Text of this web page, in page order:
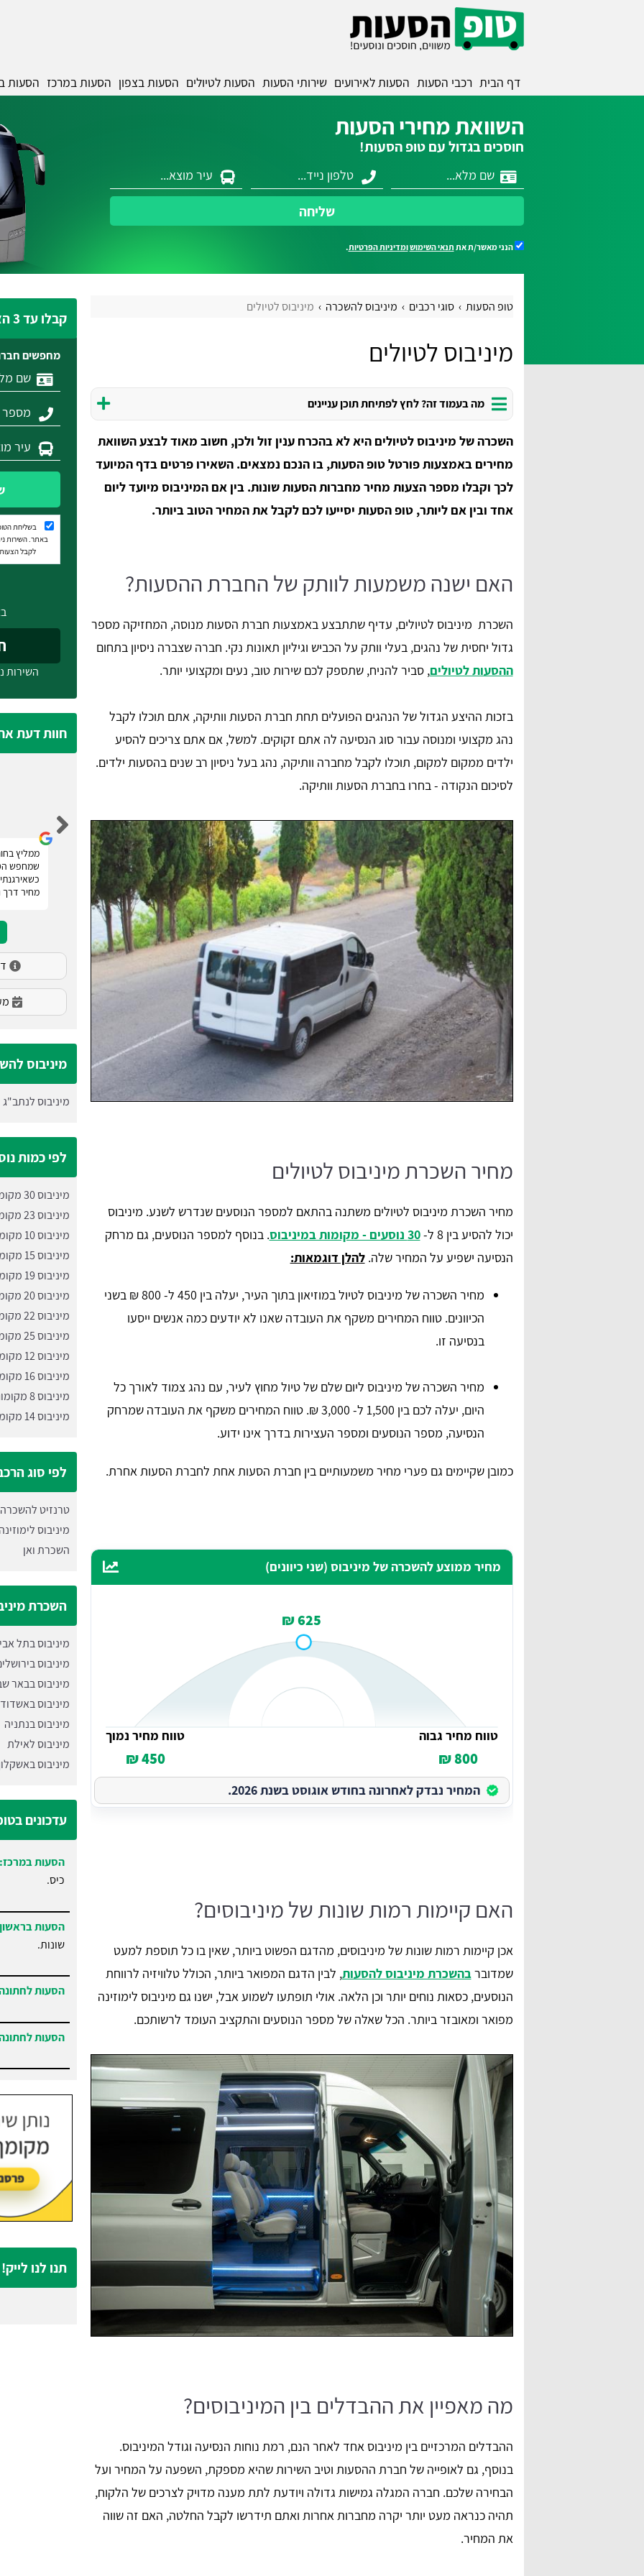
דף הבית רכבי הסעות הסעות לאירועים שירותי הסעות הסעות לטיולים הסעות בצפון הסעות במרכז הסעות
השוואת מחירי הסעות
חוסכים בגדול עם טופ הסעות!
שליחה
הנני מאשר/ת את תנאי השימושומדיניות הפרטיות.
טופ הסעות סוגי רכבים מיניבוס להשכרה מיניבוס לטיולים
מיניבוס לטיולים
מה בעמוד זה? לחץ לפתיחת תוכן עניינים
השכרה של מיניבוס לטיולים היא לא בהכרח ענין זול ולכן, חשוב מאוד לבצע השוואת
מחירים באמצעות פורטל טופ הסעות, בו הנכם נמצאים. השאירו פרטים בדף המיועד
לכך וקבלו מספר הצעות מחיר מחברות הסעות שונות. בין אם המיניבוס מיועד ליום
אחד ובין אם ליותר, טופ הסעות יסייעו לכם לקבל את המחיר הטוב ביותר.
האם ישנה משמעות לוותק של החברת ההסעות?
השכרת מיניבוס לטיולים, עדיף שתתבצע באמצעות חברת הסעות מנוסה, המחזיקה מספר
גדול יחסית של נהגים, בעלי וותק על הכביש וגיליון תאונות נקי. חברה שצברה ניסיון בתחום
ההסעות לטיולים, סביר להניח, שתספק לכם שירות טוב, נעים ומקצועי יותר.
בזכות ההיצע הגדול של הנהגים הפועלים תחת חברת הסעות וותיקה, אתם תוכלו לקבל
נהג מקצועי ומנוסה עבור סוג הנסיעה לה אתם זקוקים. למשל, אם אתם צריכים להסיע
ילדים ממקום למקום, תוכלו לקבל מחברה וותיקה, נהג בעל ניסיון רב שנים בהסעות ילדים.
לסיכום הנקודה - בחרו בחברת הסעות וותיקה.
מחיר השכרת מיניבוס לטיולים
מחיר השכרת מיניבוס לטיולים משתנה בהתאם למספר הנוסעים שנדרש לשנע. מיניבוס
יכול להסיע בין 8 ל-
30 נוסעים - מקומות במיניבוס
. בנוסף למספר הנוסעים, גם מרחק
הנסיעה ישפיע על המחיר שלה.להלן דוגמאות:
מחיר השכרה של מיניבוס לטיול במוזיאון בתוך העיר, יעלה בין 450 ל- 800 ₪ בשני
הכיוונים. טווח המחירים משקף את העובדה שאנו לא יודעים כמה אנשים ייסעו
בנסיעה זו.
מחיר השכרה של מיניבוס ליום שלם של טיול מחוץ לעיר, עם נהג צמוד לאורך כל
היום, יעלה לכם בין 1,500 ל- 3,000 ₪. טווח המחירים משקף את העובדה שמרחק
הנסיעה, מספר הנוסעים ומספר העצירות בדרך אינו ידוע.
כמובן שקיימים גם פערי מחיר משמעותיים בין חברת הסעות אחת לחברת הסעות אחרת.
מחיר ממוצע להשכרה של מיניבוס (שני כיוונים)
625 ₪
טווח מחיר גבוה
800 ₪
טווח מחיר נמוך
450 ₪
המחיר נבדק לאחרונה בחודש אוגוסט בשנת 2026.
האם קיימות רמות שונות של מיניבוסים?
אכן קיימות רמות שונות של מיניבוסים, מהדגם הפשוט ביותר, שאין בו כל תוספת למעט
שמדוברבהשכרת מיניבוס להסעות, לבין הדגם המפואר ביותר, הכולל טלוויזיה לרווחת
הנוסעים, כסאות נוחים יותר וכן הלאה. אולי תופתעו לשמוע אבל, ישנו גם מיניבוס לימוזינה
מפואר ומאובזר ביותר. הכל שאלה של מספר הנוסעים והתקציב העומד לרשותכם.
מה מאפיין את ההבדלים בין המיניבוסים?
ההבדלים המרכזיים בין מיניבוס אחד לאחר הנם, רמת נוחות הנסיעה וגודל המיניבוס.
בנוסף, גם לאופייה של חברת ההסעות וטיב השירות שהיא מספקת, השפעה על המחיר ועל
הבחירה שלכם. חברה המגלה גמישות גדולה ויודעת לתת מענה מדויק לצרכים של הלקוח,
תהיה כנראה מעט יותר יקרה מחברות אחרות ואתם תידרשו לקבל החלטה, האם זה שווה
את המחיר.
קבלו עד 3 הצעות מחיר
מחפשים
בשליחת
באתר. השירות
לקבל הצעות
השירות
חוות דעת
ממליץ
שמחפש
מחיר
רוצה להודות לטופ הסעות אשר סיפקו לנו שירות
השכרת מיניבוס לחתונה. אם אתם מחפשים הסעות
לאירועים! רק טופ הסעות. הם מעניקים מספר הצעות
מחיר ומאפשרים לכם להשוות, פשוט מעולה.
שירות מדהים ומאוד אדיבים בטלפון. הצלחתי למצוא
דרכם הסעה לאירוע, תודה רבה על הכל.
מיניבוס
מיניבוס לנתב"ג
לפי כמות
מיניבוס 30 מקומות
מיניבוס 23 מקומות
מיניבוס 10 מקומות
מיניבוס 15 מקומות
מיניבוס 19 מקומות
מיניבוס 20 מקומות
מיניבוס 22 מקומות
מיניבוס 25 מקומות
מיניבוס 12 מקומות
מיניבוס 16 מקומות
מיניבוס 8 מקומות
מיניבוס 14 מקומות
לפי סוג
טרנזיט להשכרה
מיניבוס לימוזינה
השכרת ואן
השכרת
מיניבוס בתל
מיניבוס
מיניבוס בבאר
מיניבוס באשדוד
מיניבוס בנתניה
מיניבוס לאילת
מיניבוס
עדכונים
הסעות
כיס.
הסעות
שונות.
הסעות
הסעות
תנו לנו לייק!